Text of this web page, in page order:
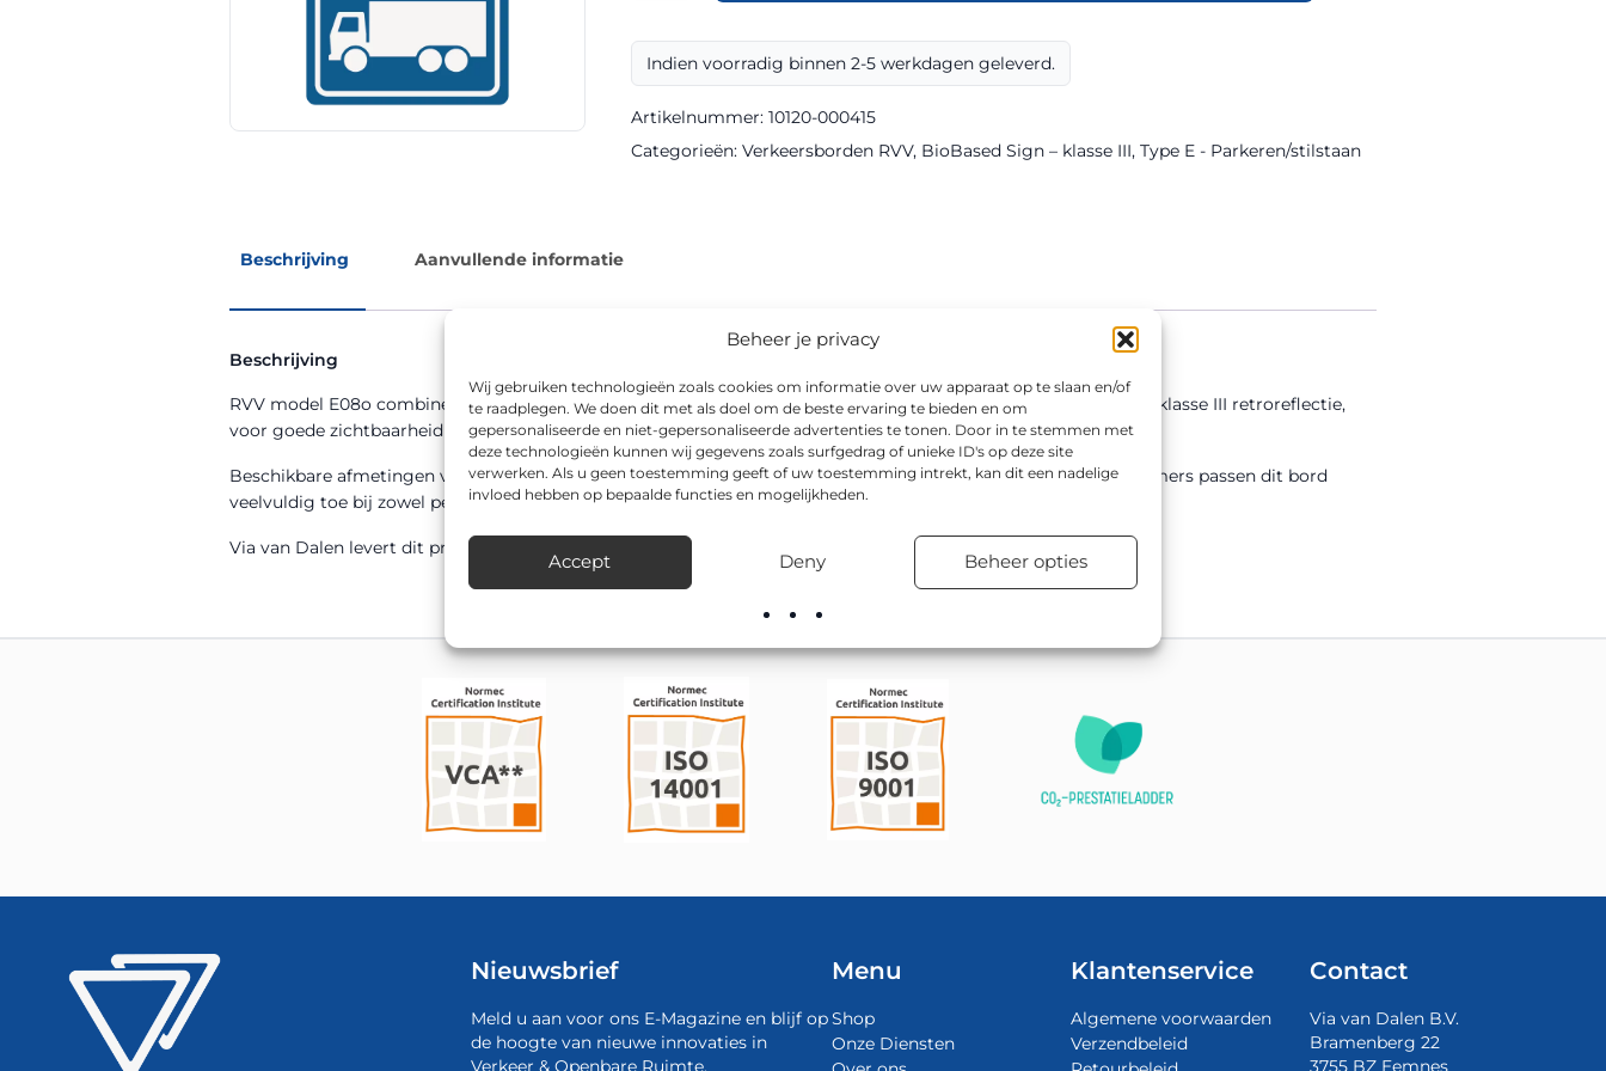
Beheer je privacy
Wij gebruiken technologieën zoals cookies om informatie over uw apparaat op te slaan en/of
te raadplegen. We doen dit met als doel om de beste ervaring te bieden en om
gepersonaliseerde en niet-gepersonaliseerde advertenties te tonen. Door in te stemmen met
deze technologieën kunnen wij gegevens zoals surfgedrag of unieke ID's op deze site
verwerken. Als u geen toestemming geeft of uw toestemming intrekt, kan dit een nadelige
invloed hebben op bepaalde functies en mogelijkheden.
Accept Deny Beheer opties
klasse
Sign
aantal
Indien voorradig binnen 2-5 werkdagen geleverd.
Artikelnummer: 10120-000415
Categorieën: Verkeersborden RVV, BioBased Sign – klasse III, Type E - Parkeren/stilstaan
Beschrijving Aanvullende informatie
Beschrijving
RVV model E08o combineert de functie van parkeer-/stilstaanbord met een duurzame BioBased-uitvoering en klasse III retroreflectie,
voor goede zichtbaarheid bij dag en nacht.
Beschikbare afmetingen voor dit model zijn onder andere 400x600mm. Gemeenten, wegbeheerders en aannemers passen dit bord
veelvuldig toe bij zowel permanente als tijdelijke verkeerssituaties.
Via van Dalen levert dit product direct uit voorraad en verzorgt desgewenst ook de montage en plaatsing.
Nieuwsbrief
Meld u aan voor ons E-Magazine en blijf op
de hoogte van nieuwe innovaties in
Verkeer & Openbare Ruimte.
Menu
Shop
Onze Diensten
Klantenservice
Algemene voorwaarden
Verzendbeleid
Contact
Via van Dalen B.V.
Bramenberg 22
3755 BZ Eemnes